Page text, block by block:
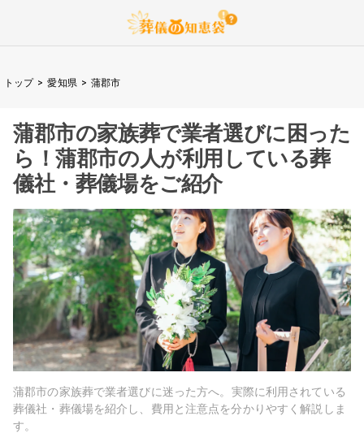
トップ > 愛知県 > 蒲郡市
蒲郡市の家族葬で業者選びに困った
ら！蒲郡市の人が利用している葬
儀社・葬儀場をご紹介
蒲郡市の家族葬で業者選びに迷った方へ。実際に利用されている
葬儀社・葬儀場を紹介し、費用と注意点を分かりやすく解説しま
す。